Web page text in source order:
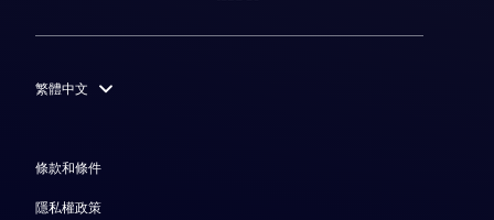
繁體中文
Français
Deutsch
條款和條件
隱私權政策